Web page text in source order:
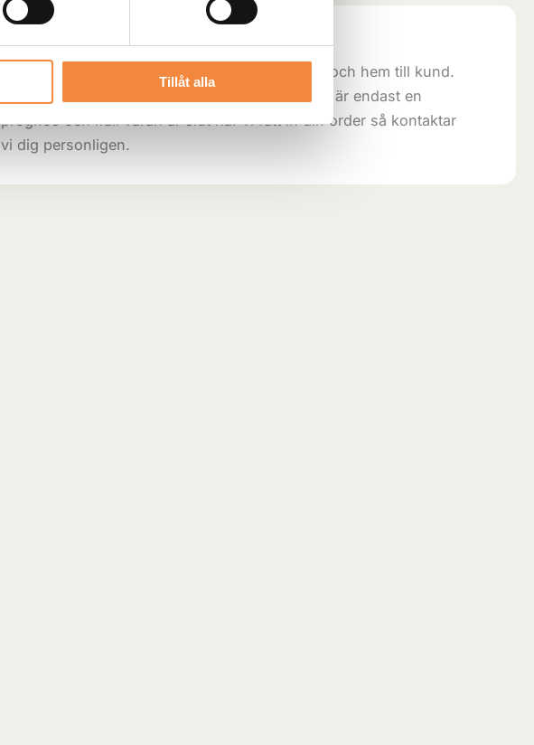
Tillåt alla
Skickas från centrallagret:
Produkten skickas direkt ifrån vårt centrallager och hem till kund.
Leveranstid oftast 5-8 arbetsdagar. Lagersaldot är endast en
prognos och ifall varan är slut när vi fått in din order så kontaktar
vi dig personligen.